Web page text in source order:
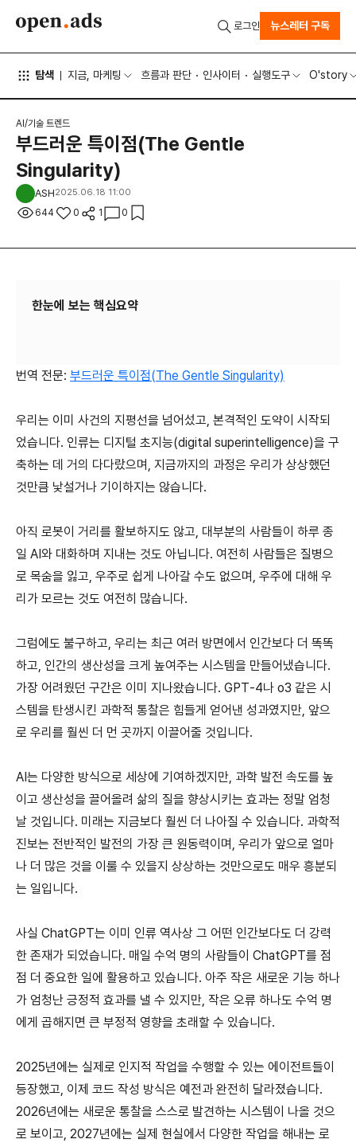
탐색 지금, 마케팅 흐름과 판단 인사이터 실행도구 O'story
로그인 뉴스레터 구독
AI/기술 트렌드
부드러운 특이점(The Gentle
Singularity)
ASH2025.06.18 11:00
644 0 1 0
한눈에 보는 핵심요약
번역 전문: 부드러운 특이점(The Gentle Singularity)
우리는 이미 사건의 지평선을 넘어섰고, 본격적인 도약이 시작되
었습니다. 인류는 디지털 초지능(digital superintelligence)을 구
축하는 데 거의 다다랐으며, 지금까지의 과정은 우리가 상상했던
것만큼 낯설거나 기이하지는 않습니다.
아직 로봇이 거리를 활보하지도 않고, 대부분의 사람들이 하루 종
일 AI와 대화하며 지내는 것도 아닙니다. 여전히 사람들은 질병으
로 목숨을 잃고, 우주로 쉽게 나아갈 수도 없으며, 우주에 대해 우
리가 모르는 것도 여전히 많습니다.
그럼에도 불구하고, 우리는 최근 여러 방면에서 인간보다 더 똑똑
하고, 인간의 생산성을 크게 높여주는 시스템을 만들어냈습니다.
가장 어려웠던 구간은 이미 지나왔습니다. GPT-4나 o3 같은 시
스템을 탄생시킨 과학적 통찰은 힘들게 얻어낸 성과였지만, 앞으
로 우리를 훨씬 더 먼 곳까지 이끌어줄 것입니다.
AI는 다양한 방식으로 세상에 기여하겠지만, 과학 발전 속도를 높
이고 생산성을 끌어올려 삶의 질을 향상시키는 효과는 정말 엄청
날 것입니다. 미래는 지금보다 훨씬 더 나아질 수 있습니다. 과학적
진보는 전반적인 발전의 가장 큰 원동력이며, 우리가 앞으로 얼마
나 더 많은 것을 이룰 수 있을지 상상하는 것만으로도 매우 흥분되
는 일입니다.
사실 ChatGPT는 이미 인류 역사상 그 어떤 인간보다도 더 강력
한 존재가 되었습니다. 매일 수억 명의 사람들이 ChatGPT를 점
점 더 중요한 일에 활용하고 있습니다. 아주 작은 새로운 기능 하나
가 엄청난 긍정적 효과를 낼 수 있지만, 작은 오류 하나도 수억 명
에게 곱해지면 큰 부정적 영향을 초래할 수 있습니다.
2025년에는 실제로 인지적 작업을 수행할 수 있는 에이전트들이
등장했고, 이제 코드 작성 방식은 예전과 완전히 달라졌습니다.
2026년에는 새로운 통찰을 스스로 발견하는 시스템이 나올 것으
로 보이고, 2027년에는 실제 현실에서 다양한 작업을 해내는 로